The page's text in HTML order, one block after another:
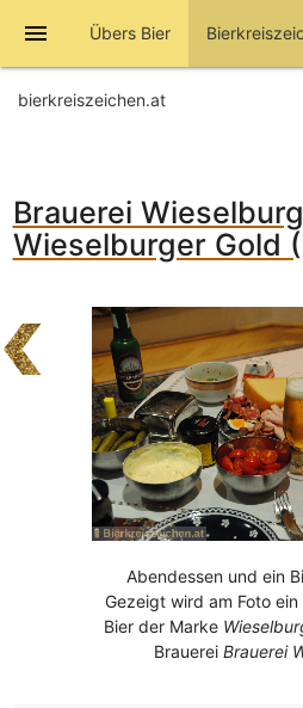
menu Übers Bier
bierkreiszeichen.at
Brauerei
Wieselburger Gold
Abendessen und ein
Gezeigt wird am Foto
Bier der Marke
BrauereiBrauerei